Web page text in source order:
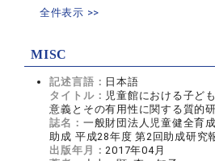
全件表示 >>
MISC
記述言語： 日本語
タイトル： 児童館における子ど
意義とその有用性に関する質的
誌名： 一般財団法人児童健全育
助成 平成28年度 第2回助成研究
出版年月： 2017年04月